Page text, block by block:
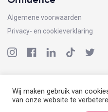
Algemene voorwaarden
Privacy- en cookieverklaring
Ontwikkeld doormadebysens.nl
Wij maken gebruik van
van onze website te